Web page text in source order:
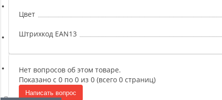
Новинки
Отзывы о магазине
Цвет
Штрихкод EAN13
Нет вопросов об этом товаре.
Показано с 0 по 0 из 0 (всего 0 страниц)
Написать вопрос